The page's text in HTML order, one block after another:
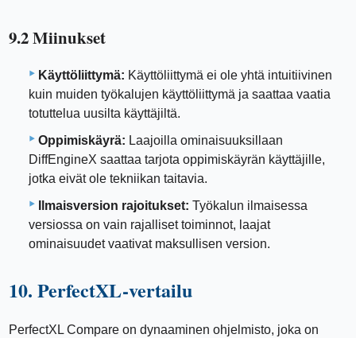
9.2 Miinukset
Käyttöliittymä: Käyttöliittymä ei ole yhtä intuitiivinen
kuin muiden työkalujen käyttöliittymä ja saattaa vaatia
totuttelua uusilta käyttäjiltä.
Oppimiskäyrä: Laajoilla ominaisuuksillaan
DiffEngineX saattaa tarjota oppimiskäyrän käyttäjille,
jotka eivät ole tekniikan taitavia.
Ilmaisversion rajoitukset: Työkalun ilmaisessa
versiossa on vain rajalliset toiminnot, laajat
ominaisuudet vaativat maksullisen version.
10. PerfectXL-vertailu
PerfectXL Compare on dynaaminen ohjelmisto, joka on